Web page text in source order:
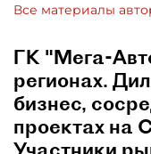
Все материалы
ГК "Мега-
регионах.
бизнес,
проектах на